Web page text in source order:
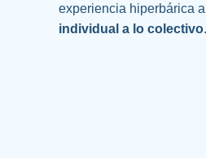
experiencia hiperbárica
individual a lo colectivo.